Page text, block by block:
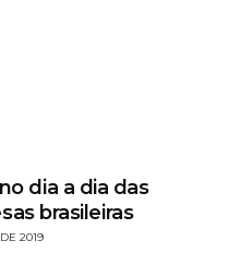
dia a dia das
brasileiras
2019